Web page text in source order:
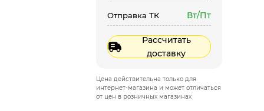
Отправка ТК Вт/Пт
Рассчитать
доставку
Цена действительна только для
интернет-магазина и может отличаться
от цен в розничных магазинах